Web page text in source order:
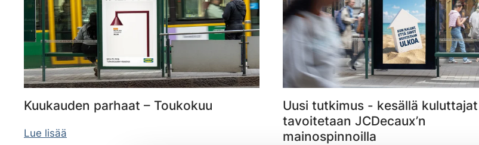
Kuukauden parhaat – Toukokuu
Lue lisää
Uusi tutkimus - kesällä kuluttajat
tavoitetaan JCDecaux’n
mainospinnoilla